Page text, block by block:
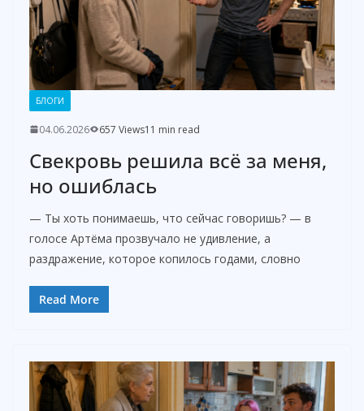
БЛОГИ
04.06.2026 657 Views11 min read
Свекровь решила всё за меня,
но ошиблась
— Ты хоть понимаешь, что сейчас говоришь? — в
голосе Артёма прозвучало не удивление, а
раздражение, которое копилось годами, словно
Read More